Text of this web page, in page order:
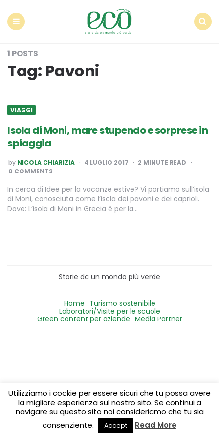
1 POSTS
Tag: Pavoni
VIAGGI
Isola di Moni, mare stupendo e sorprese in
spiaggia
POSTED
BY
by NICOLA CHIARIZIA 4 LUGLIO 2017 2 MINUTE READ
0 COMMENTS
In cerca di Idee per la vacanze estive? Vi portiamo sull’isola
di Moni, conosciuta come l’isola dei pavoni e dei caprioli.
Dove: L’isola di Moni in Grecia è per la…
Storie da un mondo più verde
Home Turismo sostenibile
Laboratori/Visite per le scuole
Green content per aziende Media Partner
Utilizziamo i cookie per essere sicuri che tu possa avere
la migliore esperienza sul nostro sito. Se continui a
navigare su questo sito noi consideriamo che tu sia
consenziente.
Accept Read More